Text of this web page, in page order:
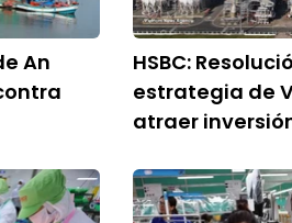
An
HSBC:
estrategia de
atraer